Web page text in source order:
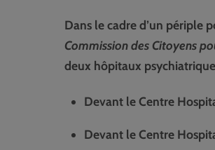
Dans le cadre d’un périple
Commission des Citoyens
deux hôpitaux
Devant le Centre
Devant le Centre